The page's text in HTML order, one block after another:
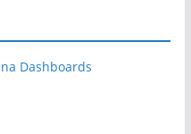
Dashboards